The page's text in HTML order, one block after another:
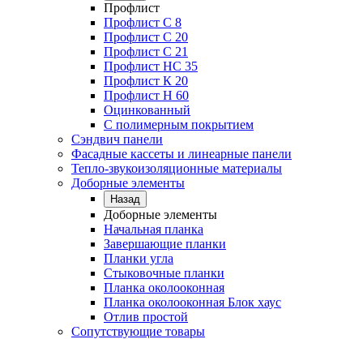
Профлист
Профлист С 8
Профлист С 20
Профлист C 21
Профлист НС 35
Профлист К 20
Профлист Н 60
Оцинкованный
С полимерным покрытием
Сэндвич панели
Фасадные кассеты и линеарные панели
Тепло-звукоизоляционные материалы
Доборные элементы
Назад
Доборные элементы
Начальная планка
Завершающие планки
Планки угла
Стыковочные планки
Планка околооконная
Планка околооконная Блок хаус
Отлив простой
Сопутствующие товары